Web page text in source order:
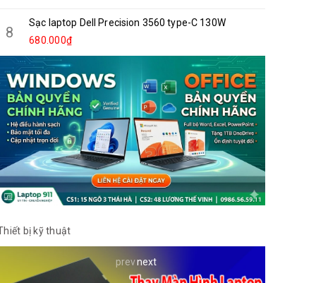
prevnext
8
Sạc laptop Dell Precision 3560 type-C 130W
680.000₫
bị kỹ thuật